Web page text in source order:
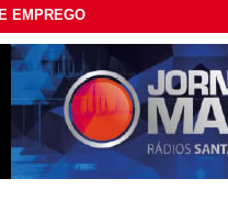
EMPREGO